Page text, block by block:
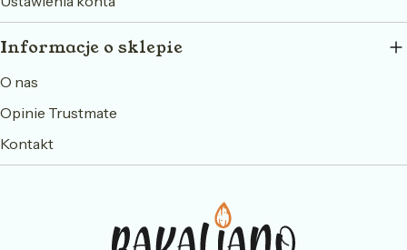
Informacje o sklepie
O nas
Opinie Trustmate
Kontakt